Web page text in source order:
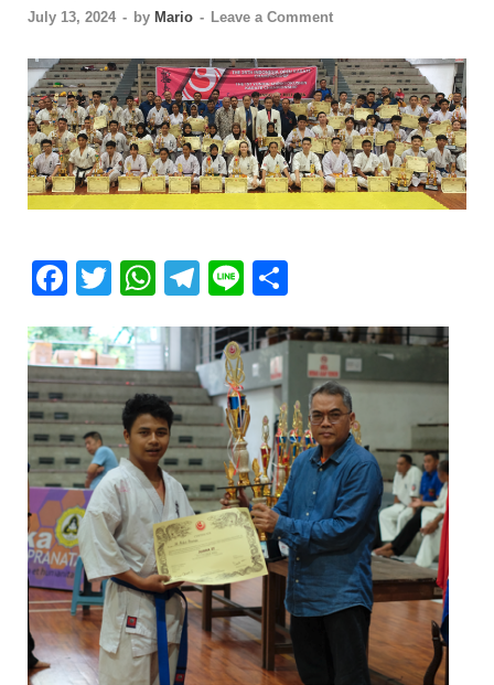
July 13, 2024 - by Mario - Leave a Comment
F
e
b
o
o
k
T
itt
er
W
at
s
A
p
p
T
e
gr
a
m
Li
e ar